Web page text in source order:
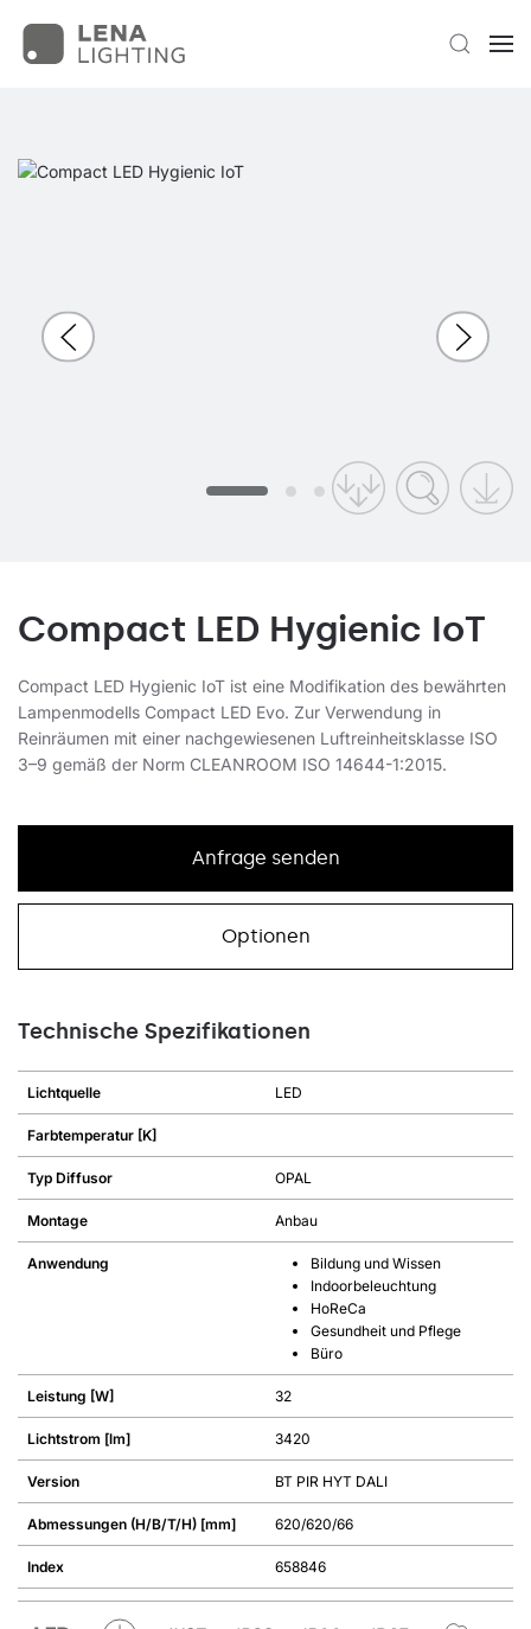
Compact LED Hygienic IoT
Compact LED Hygienic IoT ist eine Modifikation des bewährten
Lampenmodells Compact LED Evo. Zur Verwendung in
Reinräumen mit einer nachgewiesenen Luftreinheitsklasse ISO
3–9 gemäß der Norm CLEANROOM ISO 14644-1:2015.
Anfrage senden
Optionen
Technische Spezifikationen
Lichtquelle LED
Farbtemperatur [K]
Typ Diffusor OPAL
Montage Anbau
Anwendung
Bildung und Wissen
Indoorbeleuchtung
HoReCa
Gesundheit und Pflege
Büro
Leistung [W] 32
Lichtstrom [lm] 3420
Version BT PIR HYT DALI
Abmessungen (H/B/T/H) [mm] 620/620/66
Index 658846